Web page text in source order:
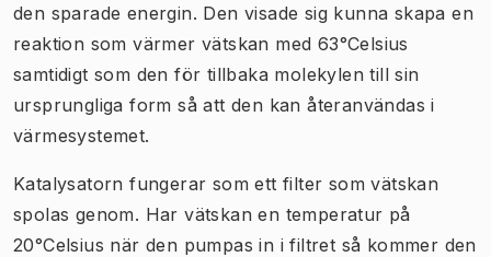
den sparade energin. Den visade sig kunna skapa en
reaktion som värmer vätskan med 63°Celsius
samtidigt som den för tillbaka molekylen till sin
ursprungliga form så att den kan återanvändas i
värmesystemet.
Katalysatorn fungerar som ett filter som vätskan
spolas genom. Har vätskan en temperatur på
20°Celsius när den pumpas in i filtret så kommer den